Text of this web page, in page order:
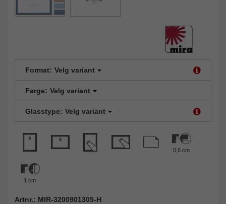
Format: Velg variant
Farge: Velg variant
Glasstype: Velg variant
0,6 cm
1 cm
Artnr.: MIR-3200901305-H